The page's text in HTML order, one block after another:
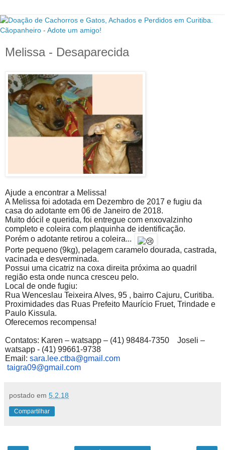
Melissa - Desaparecida
Ajude a encontrar a Melissa!
A Melissa foi adotada em Dezembro de 2017 e fugiu da
casa do adotante em 06 de Janeiro de 2018.
Muito dócil e querida, foi entregue com enxovalzinho
completo e coleira com plaquinha de identificação.
Porém o adotante retirou a coleira...
Porte pequeno (9kg), pelagem caramelo dourada, castrada,
vacinada e desverminada.
Possui uma cicatriz na coxa direita próxima ao quadril
região esta onde nunca cresceu pelo.
Local de onde fugiu:
Rua Wenceslau Teixeira Alves, 95 , bairro Cajuru, Curitiba.
Proximidades das Ruas Prefeito Maurício Fruet, Trindade e
Paulo Kissula.
Oferecemos recompensa!
Contatos: Karen – watsapp – (41) 98484-7350 Joseli –
watsapp - (41) 99661-9738
Email: sara.lee.ctba@gmail.com
taigra09@gmail.com
postado em 5.2.18
Compartilhar